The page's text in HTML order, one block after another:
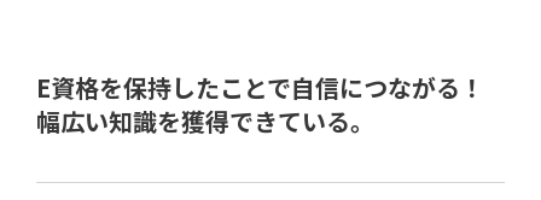
E資格を保持したことで自信につながる！
幅広い知識を獲得できている。